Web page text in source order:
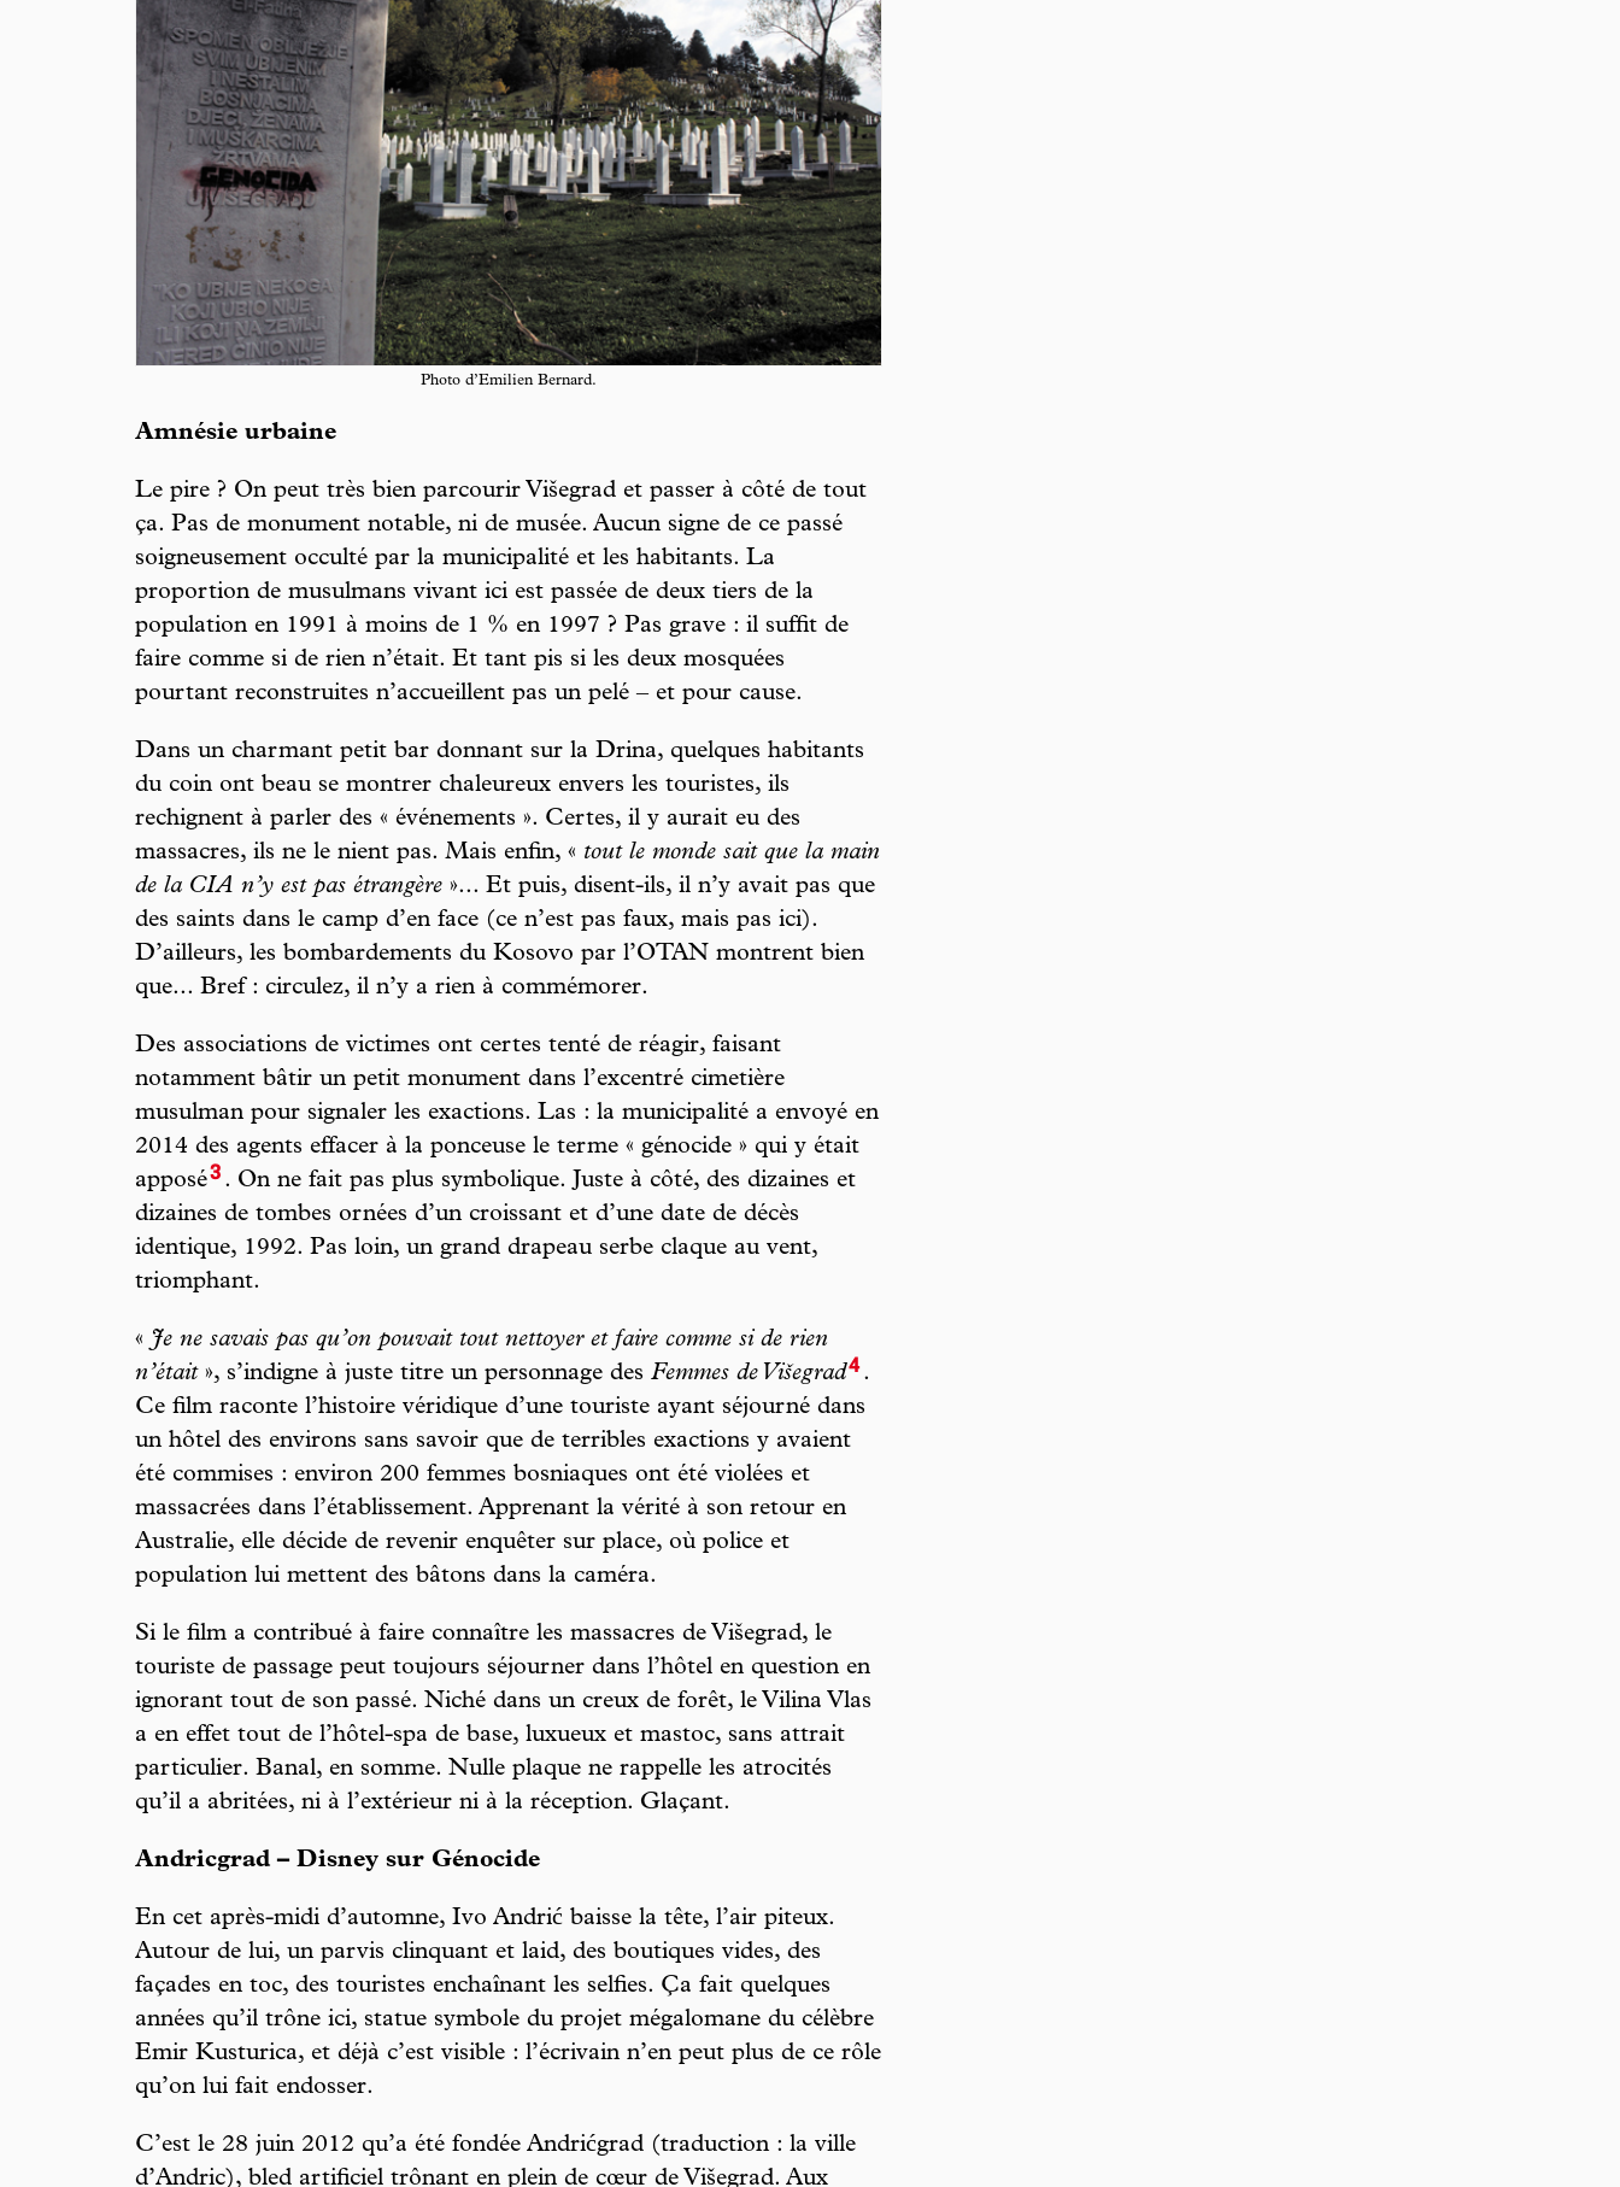
Photo d’Emilien Bernard.
Amnésie urbaine
Le pire ? On peut très bien parcourir Višegrad et passer à côté de tout
ça. Pas de monument notable, ni de musée. Aucun signe de ce passé
soigneusement occulté par la municipalité et les habitants. La
proportion de musulmans vivant ici est passée de deux tiers de la
population en 1991 à moins de 1 % en 1997 ? Pas grave : il suffit de
faire comme si de rien n’était. Et tant pis si les deux mosquées
pourtant reconstruites n’accueillent pas un pelé – et pour cause.
Dans un charmant petit bar donnant sur la Drina, quelques habitants
du coin ont beau se montrer chaleureux envers les touristes, ils
rechignent à parler des « événements ». Certes, il y aurait eu des
massacres, ils ne le nient pas. Mais enfin, « tout le monde sait que la main
de la CIA n’y est pas étrangère »... Et puis, disent-ils, il n’y avait pas que
des saints dans le camp d’en face (ce n’est pas faux, mais pas ici).
D’ailleurs, les bombardements du Kosovo par l’OTAN montrent bien
que... Bref : circulez, il n’y a rien à commémorer.
Des associations de victimes ont certes tenté de réagir, faisant
notamment bâtir un petit monument dans l’excentré cimetière
musulman pour signaler les exactions. Las : la municipalité a envoyé en
2014 des agents effacer à la ponceuse le terme « génocide » qui y était
apposé3 . On ne fait pas plus symbolique. Juste à côté, des dizaines et
dizaines de tombes ornées d’un croissant et d’une date de décès
identique, 1992. Pas loin, un grand drapeau serbe claque au vent,
triomphant.
«Je ne savais pas qu’on pouvait tout nettoyer et faire comme si de rien
n’était», s’indigne à juste titre un personnage des Femmes de Višegrad4.
Ce film raconte l’histoire véridique d’une touriste ayant séjourné dans
un hôtel des environs sans savoir que de terribles exactions y avaient
été commises : environ 200 femmes bosniaques ont été violées et
massacrées dans l’établissement. Apprenant la vérité à son retour en
Australie, elle décide de revenir enquêter sur place, où police et
population lui mettent des bâtons dans la caméra.
Si le film a contribué à faire connaître les massacres de Višegrad, le
touriste de passage peut toujours séjourner dans l’hôtel en question en
ignorant tout de son passé. Niché dans un creux de forêt, le Vilina Vlas
a en effet tout de l’hôtel-spa de base, luxueux et mastoc, sans attrait
particulier. Banal, en somme. Nulle plaque ne rappelle les atrocités
qu’il a abritées, ni à l’extérieur ni à la réception. Glaçant.
Andricgrad – Disney sur Génocide
En cet après-midi d’automne, Ivo Andrić baisse la tête, l’air piteux.
Autour de lui, un parvis clinquant et laid, des boutiques vides, des
façades en toc, des touristes enchaînant les selfies. Ça fait quelques
années qu’il trône ici, statue symbole du projet mégalomane du célèbre
Emir Kusturica, et déjà c’est visible : l’écrivain n’en peut plus de ce rôle
qu’on lui fait endosser.
C’est le 28 juin 2012 qu’a été fondée Andrićgrad (traduction : la ville
d’Andric), bled artificiel trônant en plein de cœur de Višegrad. Aux